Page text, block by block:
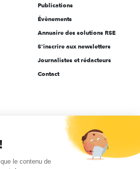
Publications
Évènements
Annuaire des solutions RSE
S'inscrire aux newsletters
Journalistes et rédacteurs
Contact
le contenu de